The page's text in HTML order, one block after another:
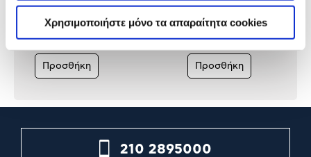
Χρησιμοποιήστε μόνο τα απαραίτητα cookies
699,00€
599,00€
Προσθήκη
99,00€
Προσθήκη
210 2895000